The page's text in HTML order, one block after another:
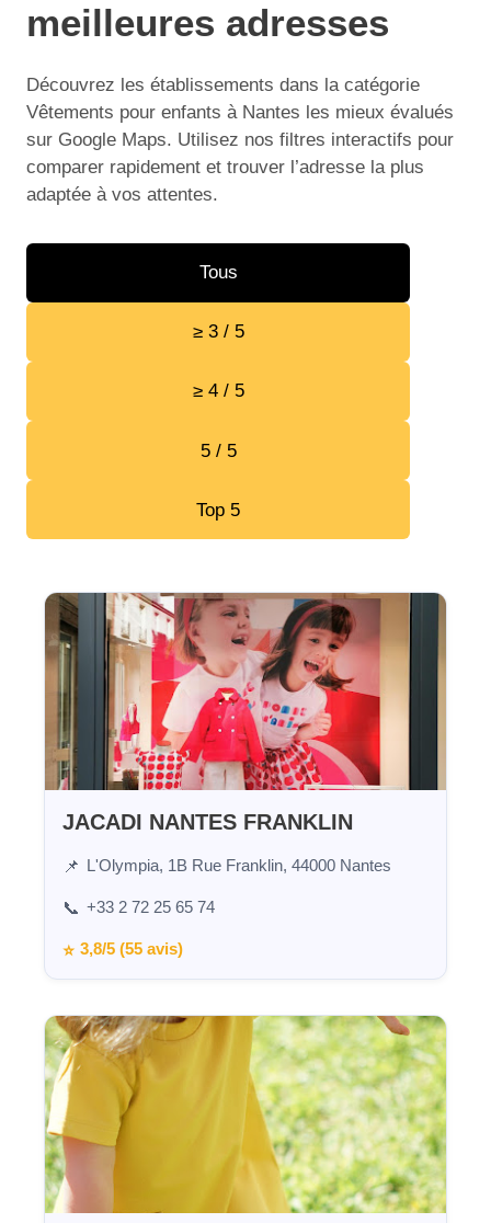
meilleures adresses
Découvrez les établissements dans la catégorie
Vêtements pour enfants à Nantes les mieux évalués
sur Google Maps. Utilisez nos filtres interactifs pour
comparer rapidement et trouver l’adresse la plus
adaptée à vos attentes.
Tous
≥ 3 / 5
≥ 4 / 5
5 / 5
Top 5
JACADI NANTES FRANKLIN
📌 L'Olympia, 1B Rue Franklin, 44000 Nantes
📞 +33 2 72 25 65 74
⭐ 3,8/5 (55 avis)